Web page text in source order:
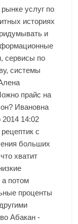
услуг по
историях
и
сервисы по
системы
прайс на
Ивановна
2014 14:02
с
больших
хватит
а потом
проценты
Абакан -